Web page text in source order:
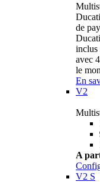
de
inclus
avec
le
En
V2
A
V2 S